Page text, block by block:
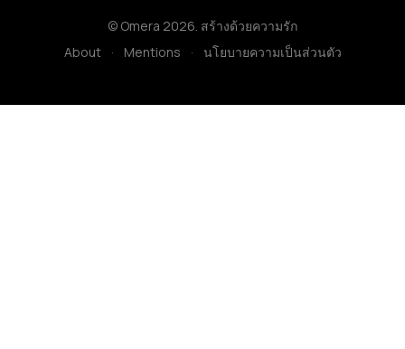
© Omera 2026. สร้างด้วยความรัก
About
· Mentions · นโยบายความเป็นส่วนตัว